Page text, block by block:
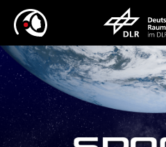
Inhalt
springen